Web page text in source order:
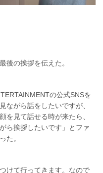
後の挨拶を伝えた。
の公式SNSを
ながら話をしたいですが、
を見て話せる時が来たら、
ら挨拶したいです」とファ
た。
けて行ってきます。なので